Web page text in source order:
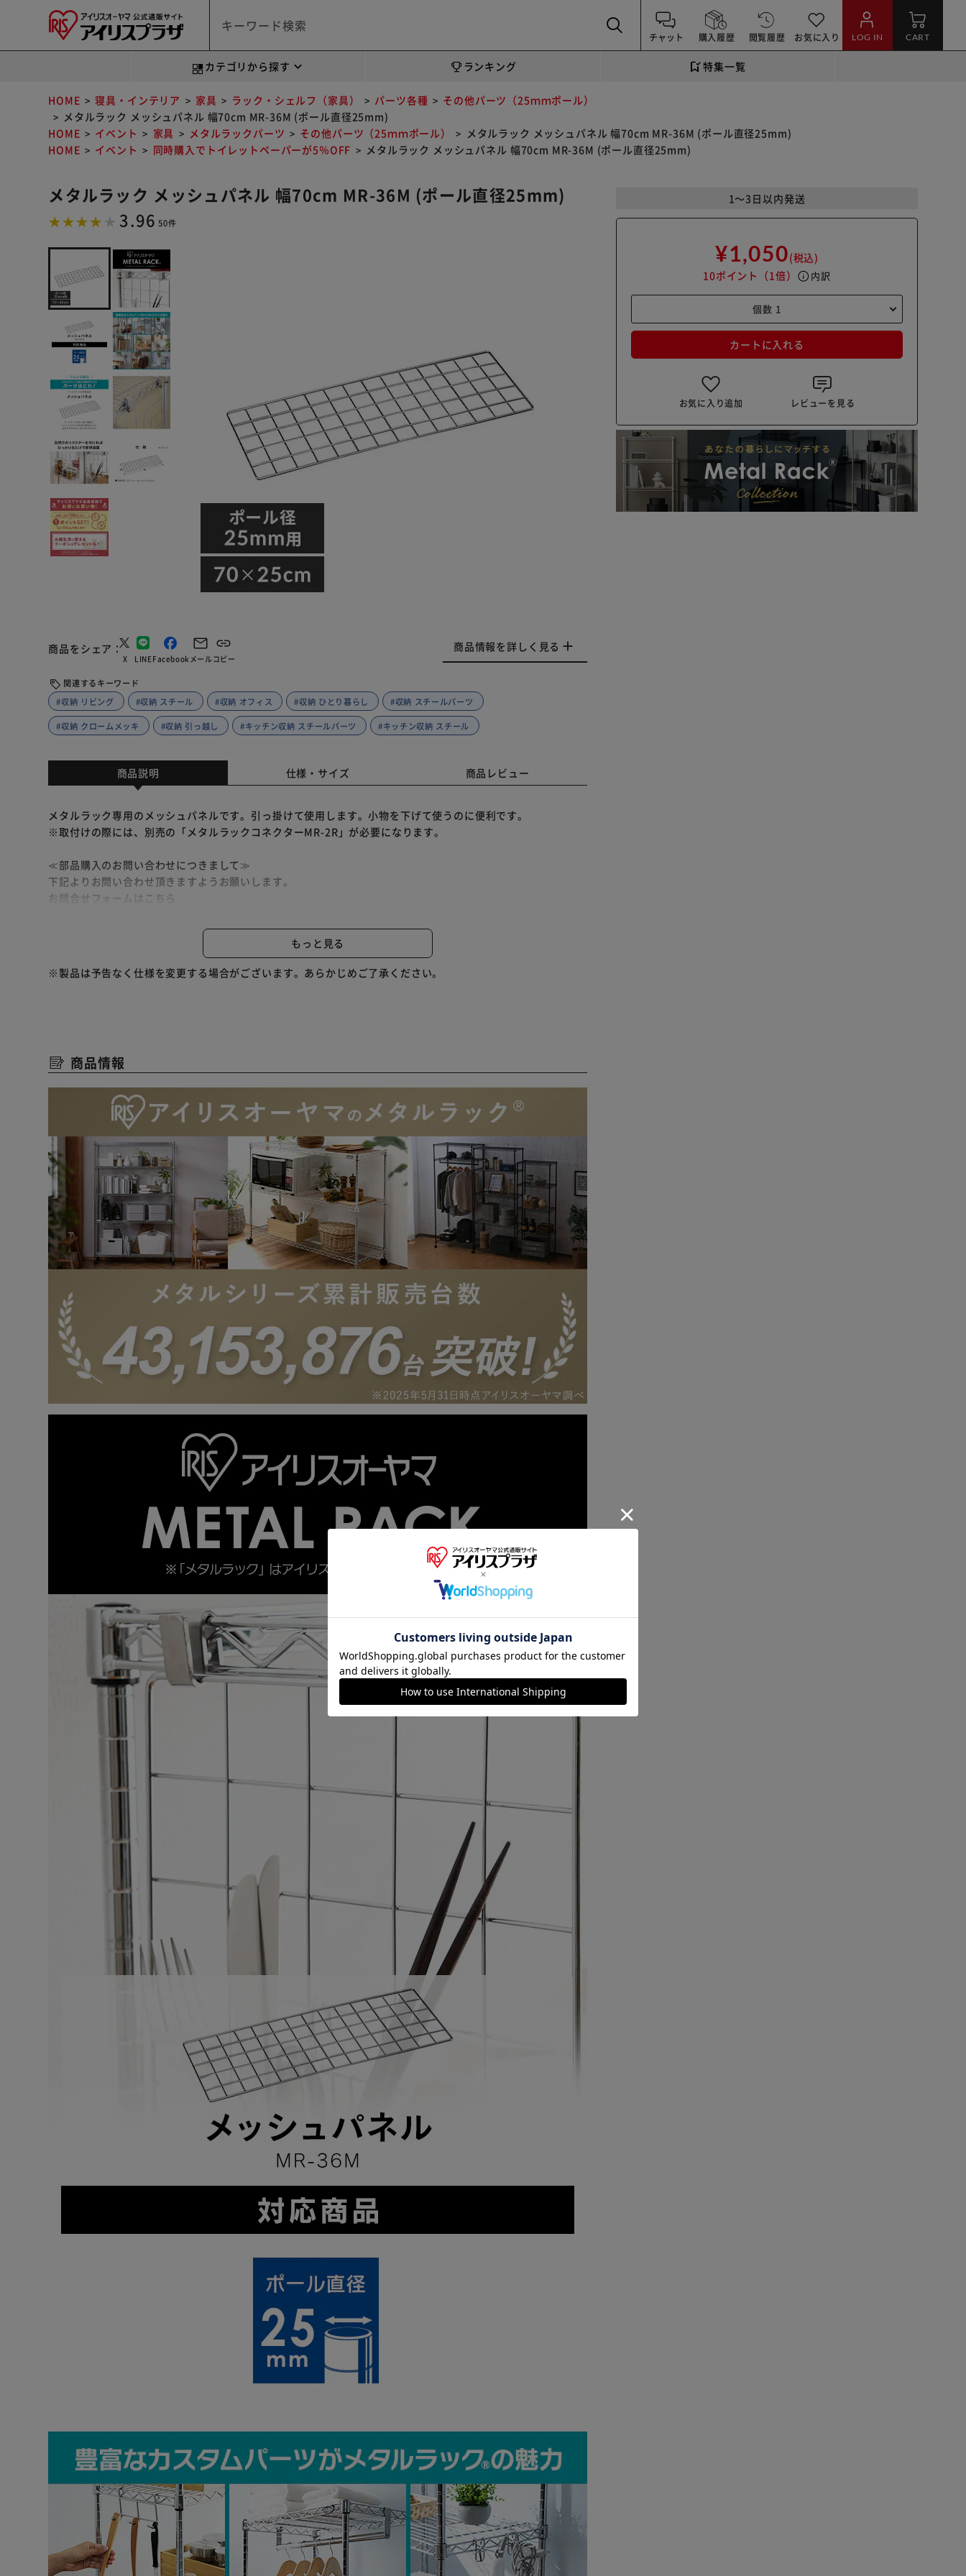
チャット 購入履歴 閲覧履歴 お気に入り LOG IN CART
カテゴリから探す ランキング 特集一覧
HOME 寝具・インテリア 家具 ラック・シェルフ（家具） パーツ各種
その他パーツ（25ｍｍポール）
メタルラック メッシュパネル 幅70cm MR-36M (ポール直径25mm)
HOME
イベント 家具 メタルラックパーツ その他パーツ（25ｍｍポール）
メタルラック メッシュパネル 幅70cm MR-36M (ポール直径25mm)
HOME
イベント 同時購入でトイレットペーパーが5％OFF メタルラック メッシュパネル 幅70cm MR-36M (ポール直径25mm)
メタルラック メッシュパネル 幅70cm MR-36M (ポール直径25mm)
3.96 50件
商品をシェア
X LINEFacebookメールコピー
商品情報を詳しく見る
関連するキーワード
#収納 リビング
#収納 スチール #収納 オフィス #収納 ひとり暮らし #収納 スチールパーツ
#収納 クロームメッキ #収納 引っ越し #キッチン収納 スチールパーツ #キッチン収納 スチール
1～3日以内発送
¥1,050(税込)
10ポイント （1倍） info 内訳
カートに入れる
お気に入り追加 レビューを見る
商品説明 仕様・サイズ 商品レビュー
メタルラック専用のメッシュパネルです。引っ掛けて使用します。小物を下げて使うのに便利です。
※取付けの際には、別売の「メタルラックコネクターMR-2R」が必要になります。
≪部品購入のお問い合わせにつきまして≫
下記よりお問い合わせ頂きますようお願いします。
お問合せフォームはこちら
※部品は商品との同時注文はできません。
「メタルラック」はアイリスオーヤマ株式会社の登録商標または商標です。
もっと見る
※製品は予告なく仕様を変更する場合がございます。あらかじめご了承ください。
商品情報
※ご確認ください